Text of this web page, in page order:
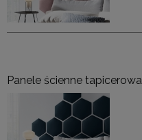
Panele ścienne